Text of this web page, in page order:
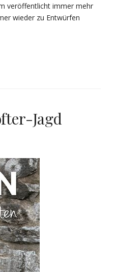
veröffentlicht immer mehr
wieder zu Entwürfen
Jagd